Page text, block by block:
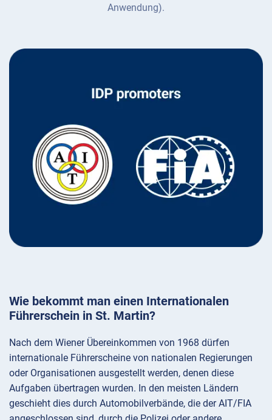
Anwendung).
Wie bekommt man einen Internationalen
Führerschein in St. Martin?
Nach dem Wiener Übereinkommen von 1968 dürfen
internationale Führerscheine von nationalen Regierungen
oder Organisationen ausgestellt werden, denen diese
Aufgaben übertragen wurden. In den meisten Ländern
geschieht dies durch Automobilverbände, die der AIT/FIA